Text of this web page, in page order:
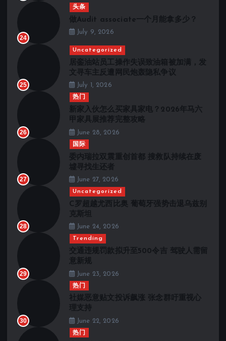
24
头条
做Audit associate一个月能拿多少？
July 9, 2026
25
Uncategorized
居銮油站员工操作失误致油箱被加满，发
文寻车主反遭网民炮轰隐私争议
July 1, 2026
26
热门
新家入伙怎么买家具家电？2026年马六
甲家具展推荐完整攻略
June 28, 2026
27
国际
委内瑞拉双震重创首都 搜救队持续在废
墟寻找生还者
June 27, 2026
28
Uncategorized
C罗超越尤西比奥 葡萄牙强势击退乌兹别
克斯坦
June 24, 2026
29
Trending
交通违规罚款拟升至500令吉 驾驶人需留
意新规
June 23, 2026
30
热门
社媒恶意贴文投诉飙涨 张念群吁重视心
理支持
June 22, 2026
热门